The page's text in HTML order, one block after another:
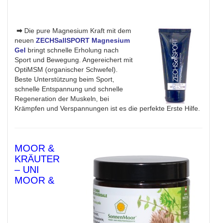
➡ Die pure Magnesium Kraft mit dem
neuen ZECHSallSPORT Magnesium
Gel bringt schnelle Erholung nach
Sport und Bewegung. Angereichert mit
OptiMSM (organischer Schwefel).
Beste Unterstützung beim Sport,
schnelle Entspannung und schnelle
Regeneration der Muskeln, bei
Krämpfen und Verspannungen ist es die perfekte Erste Hilfe.
MOOR &
KRÄUTER
– UNI
MOOR &